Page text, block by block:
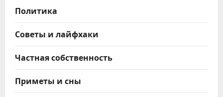
Политика
Советы и лайфхаки
Частная собственность
Приметы и сны